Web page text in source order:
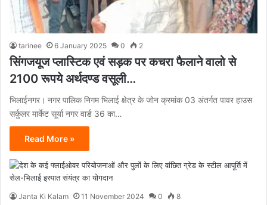
tarinee 6 January 2025 0 2
सिंगजयूज प्लास्टिक एवं सड़क पर कचरा फैलाने वालो से
2100 रूपये अर्थदण्ड वसूली…
भिलाईनगर। नगर पालिक निगम भिलाई क्षेत्र के जोन क्रमांक 03 अंतर्गत पावर हाउस
सर्कुलर मार्केट सूर्या नगर वार्ड 36 का…
Read More »
Janta Ki Kalam 11 November 2024 0 8